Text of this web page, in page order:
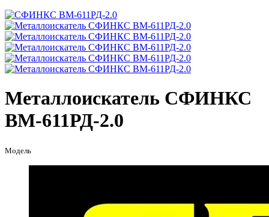
Металлоискатель СФИНКС
ВМ-611РД-2.0
Модель